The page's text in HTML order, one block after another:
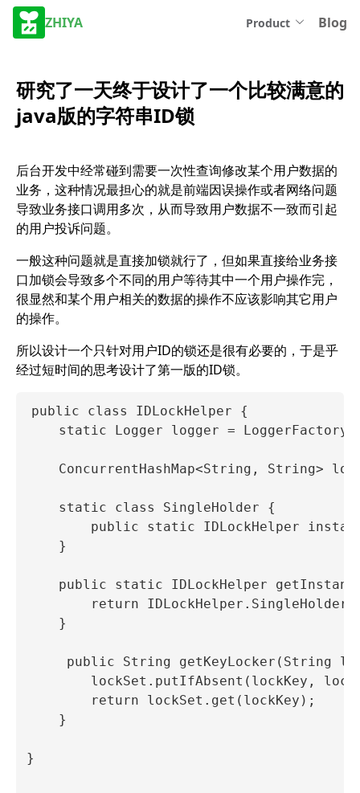
ZHIYA Product Blog
研究了一天终于设计了一个比较满意的
java版的字符串ID锁
后台开发中经常碰到需要一次性查询修改某个用户数据的
业务，这种情况最担心的就是前端因误操作或者网络问题
导致业务接口调用多次，从而导致用户数据不一致而引起
的用户投诉问题。
一般这种问题就是直接加锁就行了，但如果直接给业务接
口加锁会导致多个不同的用户等待其中一个用户操作完，
很显然和某个用户相关的数据的操作不应该影响其它用户
的操作。
所以设计一个只针对用户ID的锁还是很有必要的，于是乎
经过短时间的思考设计了第一版的ID锁。
public class IDLockHelper {
static Logger logger =
ConcurrentHashMap<String, String>
    static class SingleHolder {
public static IDLockHelper
    }
public static IDLockHelper
return
    }
public String getKeyLocker(String
lockSet.putIfAbsent(lockKey,
        return lockSet.get(lockKey);
    }
}